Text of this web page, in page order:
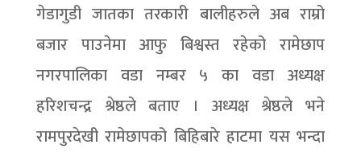
गेडागुडी जातका तरकारी बालीहरुले अब राम्रो
बजार पाउनेमा आफु बिश्वस्त रहेको रामेछाप
नगरपालिका वडा नम्बर ५ का वडा अध्यक्ष
हरिशचन्द्र श्रेष्ठले बताए । अध्यक्ष श्रेष्ठले भने
रामपुरदेखी रामेछापको बिहिबारे हाटमा यस भन्दा